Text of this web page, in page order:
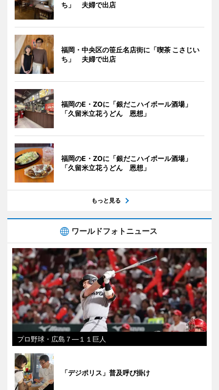
ち」 夫婦で出店
福岡・中央区の笹丘名店街に「喫茶 こさじい
ち」 夫婦で出店
福岡のE・ZOに「銀だこハイボール酒場」
「久留米立花うどん 恩想」
福岡のE・ZOに「銀だこハイボール酒場」
「久留米立花うどん 恩想」
もっと見る
ワールドフォトニュース
プロ野球・広島７―１１巨人
「デジポリス」普及呼び掛け